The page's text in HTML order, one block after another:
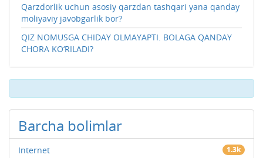
Qarzdorlik uchun asosiy qarzdan tashqari yana qanday
moliyaviy javobgarlik bor?
QIZ NOMUSGA CHIDAY OLMAYAPTI. BOLAGA QANDAY
CHORA KO‘RILADI?
Barcha bolimlar
Internet 1.3k